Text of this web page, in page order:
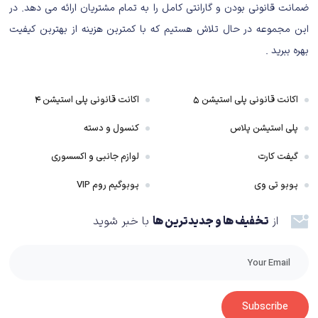
مبارز هیبریدی تبدیل می‌کند!
این بخش همچین طیف گسترده‌ای از آیتم‌های پوشیدنی و شخصی‌سازی را در
توانایی‌های کاراکتر شما تاثیر می‌گذارند. علاوه بر آن، یک درخت مهارت نیز در
چه بیشتر کاراکتر خود بهره ببرد. با این توصیفات اما، یک بازی نقش آفرینی عموما
بسیار متکی به داستان‌سرایی و روایت عمیق خود است که پلیر را به گشت و گذار
بیشتر و جست‌وجوی دنیای آن بازی تشویق کند تا بتواند کاراکتر خود را قدرتمندتر
هیچ کاراکتر جالب، به یادماندنی و یا پرداخته شده‌ای نداشته و می‌توان گفت
پلیرهای تازه در یک روند آرام و تدریجی بازی را فرا بگیرند.
ضمانت قانونی بودن و گارانتی کامل را به تمام مشتریان ارائه می دهد. در
این مجموعه در حال تلاش هستیم که با کمترین هزینه از بهترین کیفیت
بهره ببرید .
اکانت قانونی پلی استیشن ۵
پلی استیشن پلاس
گیفت کارت
پوبو تی وی
اکانت قانونی پلی استیشن ۴
کنسول و دسته
لوازم جانبی و اکسسوری
پوبوگیم روم VIP
از تخفیف ها و جدیدترین ها با خبر شوید
Subscribe